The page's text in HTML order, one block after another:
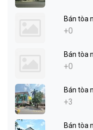
Bán tòa
+0
Bán tòa
+0
Bán tòa
+3
Bán tòa